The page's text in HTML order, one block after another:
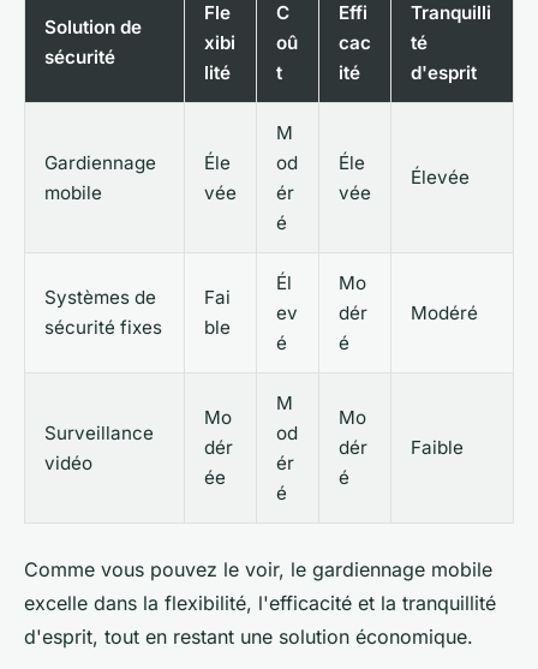
Solution de
sécurité
Fle
xibi
lité
C
oû
t
Effi
cac
ité
Tranquilli
té
d'esprit
Gardiennage
mobile
Éle
vée
M
od
ér
é
Éle
vée
Élevée
Systèmes de
sécurité fixes
Fai
ble
Él
ev
é
Mo
dér
é
Modéré
Surveillance
vidéo
Mo
dér
ée
M
od
ér
é
Mo
dér
é
Faible
Comme vous pouvez le voir, le gardiennage mobile
excelle dans la flexibilité, l'efficacité et la tranquillité
d'esprit, tout en restant une solution économique.